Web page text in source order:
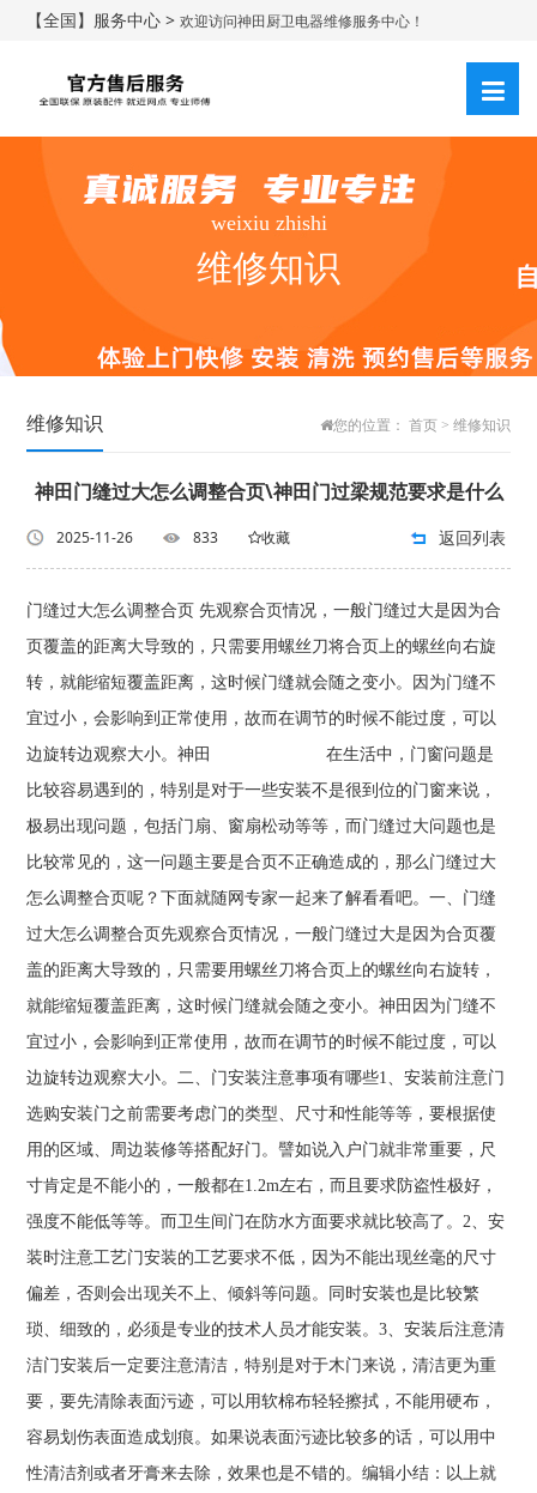
【全国】服务中心 >欢迎访问神田厨卫电器维修服务中心！
weixiu zhishi
维修知识
维修知识 您的位置： 首页> 维修知识
神田门缝过大怎么调整合页\神田门过梁规范要求是什么
2025-11-26 833 收藏 返回列表
门缝过大怎么调整合页 先观察合页情况，一般门缝过大是因为合
页覆盖的距离大导致的，只需要用螺丝刀将合页上的螺丝向右旋
转，就能缩短覆盖距离，这时候门缝就会随之变小。因为门缝不
宜过小，会影响到正常使用，故而在调节的时候不能过度，可以
边旋转边观察大小。神田 在生活中，门窗问题是
比较容易遇到的，特别是对于一些安装不是很到位的门窗来说，
极易出现问题，包括门扇、窗扇松动等等，而门缝过大问题也是
比较常见的，这一问题主要是合页不正确造成的，那么门缝过大
怎么调整合页呢？下面就随网专家一起来了解看看吧。一、门缝
过大怎么调整合页先观察合页情况，一般门缝过大是因为合页覆
盖的距离大导致的，只需要用螺丝刀将合页上的螺丝向右旋转，
就能缩短覆盖距离，这时候门缝就会随之变小。神田因为门缝不
宜过小，会影响到正常使用，故而在调节的时候不能过度，可以
边旋转边观察大小。二、门安装注意事项有哪些1、安装前注意门
选购安装门之前需要考虑门的类型、尺寸和性能等等，要根据使
用的区域、周边装修等搭配好门。譬如说入户门就非常重要，尺
寸肯定是不能小的，一般都在1.2m左右，而且要求防盗性极好，
强度不能低等等。而卫生间门在防水方面要求就比较高了。2、安
装时注意工艺门安装的工艺要求不低，因为不能出现丝毫的尺寸
偏差，否则会出现关不上、倾斜等问题。同时安装也是比较繁
琐、细致的，必须是专业的技术人员才能安装。3、安装后注意清
洁门安装后一定要注意清洁，特别是对于木门来说，清洁更为重
要，要先清除表面污迹，可以用软棉布轻轻擦拭，不能用硬布，
容易划伤表面造成划痕。如果说表面污迹比较多的话，可以用中
性清洁剂或者牙膏来去除，效果也是不错的。编辑小结：以上就